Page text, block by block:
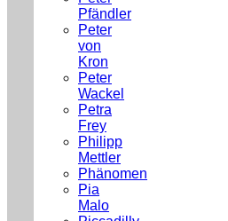
Pfändler
Peter
von
Kron
Peter
Wackel
Petra
Frey
Philipp
Mettler
Phänomen
Pia
Malo